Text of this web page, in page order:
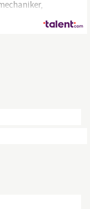
Fachrichtung
für